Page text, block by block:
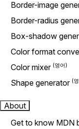
Border-image
Border-radius
Box-shadow
Color format
Color mixer
Shape generator
About
Get to know MDN